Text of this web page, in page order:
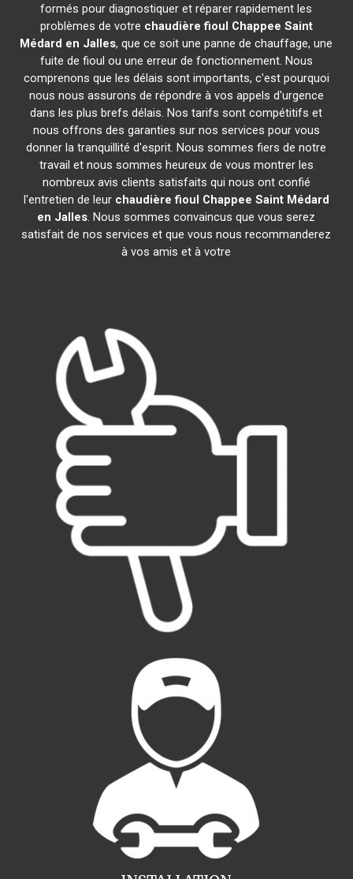
formés pour diagnostiquer et réparer rapidement les
problèmes de votre chaudière fioul Chappee Saint
Médard en Jalles, que ce soit une panne de chauffage, une
fuite de fioul ou une erreur de fonctionnement. Nous
comprenons que les délais sont importants, c'est pourquoi
nous nous assurons de répondre à vos appels d'urgence
dans les plus brefs délais. Nos tarifs sont compétitifs et
nous offrons des garanties sur nos services pour vous
donner la tranquillité d'esprit. Nous sommes fiers de notre
travail et nous sommes heureux de vous montrer les
nombreux avis clients satisfaits qui nous ont confié
l'entretien de leur chaudière fioul Chappee Saint Médard
en Jalles. Nous sommes convaincus que vous serez
satisfait de nos services et que vous nous recommanderez
à vos amis et à votre